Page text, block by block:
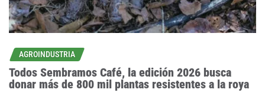
AGROINDUSTRIA
Todos Sembramos Café, la edición 2026 busca
donar más de 800 mil plantas resistentes a la roya